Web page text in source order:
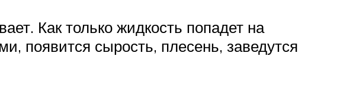
Как только жидкость попадет на
появится сырость, плесень, заведутся